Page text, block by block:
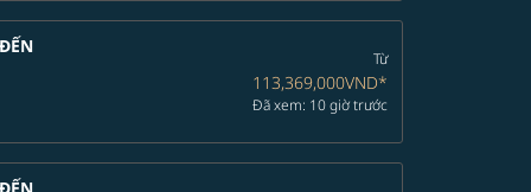
ĐẾN
Từ
113,369,000VND*
Đã xem: 10 giờ trước